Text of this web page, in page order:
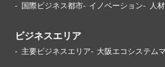
国際ビジネス都市
イノベーション 人
ビジネスエリア
主要ビジネスエリア 大阪エコシステム